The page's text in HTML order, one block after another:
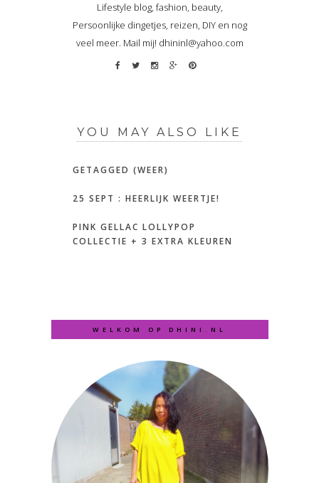
Lifestyle blog, fashion, beauty,
Persoonlijke dingetjes, reizen, DIY en nog
veel meer. Mail mij! dhininl@yahoo.com
YOU MAY ALSO LIKE
GETAGGED (WEER)
25 SEPT : HEERLIJK WEERTJE!
PINK GELLAC LOLLYPOP
COLLECTIE + 3 EXTRA KLEUREN
WELKOM OP DHINI.NL